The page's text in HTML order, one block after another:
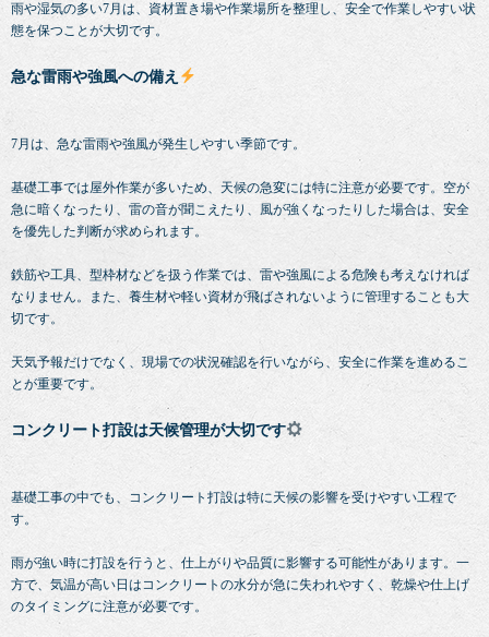
雨や湿気の多い7月は、資材置き場や作業場所を整理し、安全で作業しやすい状
態を保つことが大切です。
急な雷雨や強風への備え
7月は、急な雷雨や強風が発生しやすい季節です。
基礎工事では屋外作業が多いため、天候の急変には特に注意が必要です。空が
急に暗くなったり、雷の音が聞こえたり、風が強くなったりした場合は、安全
を優先した判断が求められます。
鉄筋や工具、型枠材などを扱う作業では、雷や強風による危険も考えなければ
なりません。また、養生材や軽い資材が飛ばされないように管理することも大
切です。
天気予報だけでなく、現場での状況確認を行いながら、安全に作業を進めるこ
とが重要です。
コンクリート打設は天候管理が大切です
基礎工事の中でも、コンクリート打設は特に天候の影響を受けやすい工程で
す。
雨が強い時に打設を行うと、仕上がりや品質に影響する可能性があります。一
方で、気温が高い日はコンクリートの水分が急に失われやすく、乾燥や仕上げ
のタイミングに注意が必要です。